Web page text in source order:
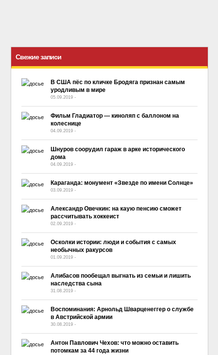
Свежие записи
В США пёс по кличке Бродяга признан самым
уродливым в мире
05.09.2019 -
Фильм Гладиатор — киноляп с баллоном на
колеснице
04.09.2019 -
Шнуров соорудил гараж в арке исторического
дома
04.09.2019 -
Караганда: монумент «Звезде по имени Солнце»
03.09.2019 -
Александр Овечкин: на каую пенсию сможет
рассчитывать хоккеист
02.09.2019 -
Осколки истории: люди и события с самых
необычных ракурсов
01.09.2019 -
Алибасов пообещал выгнать из семьи и лишить
наследства сына
31.08.2019 -
Воспоминания: Арнольд Шварценеггер о службе
в Австрийской армии
30.08.2019 -
Антон Павлович Чехов: что можно оставить
потомкам за 44 года жизни